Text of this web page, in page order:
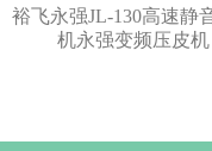
裕飞永强JL-130高速静
机永强变频压皮机